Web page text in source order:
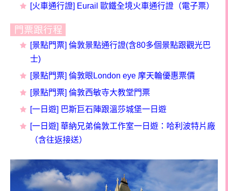
[火車通行證] Eurail 歐鐵全境火車通行證（電子票）
門票跟行程
[景點門票] 倫敦景點通行證(含80多個景點跟觀光巴
士)
[景點門票] 倫敦眼London eye 摩天輪優惠票價
[景點門票] 倫敦西敏寺大教堂門票
[一日遊] 巴斯巨石陣跟溫莎城堡一日遊
[一日遊] 華納兄弟倫敦工作室一日遊：哈利波特片廠
（含往返接送）